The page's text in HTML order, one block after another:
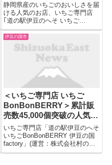
静岡県産のいちごのおいしさを届
ける人気のお店、いちご専門店
｢道の駅伊豆のへそ いちご
BonBonBERRY 伊豆の国
factory｣。今年2025年もクリスマ
スケーキの予約がスタートしまし
た。今年は、クリスマスケーキの
お披露目会も行われ一足...
伊豆の国市
＜いちご専門店 いちご
BonBonBERRY＞累計販
売数45,000個突破の人気
…
いちご専門店「道の駅伊豆のへそ
いちごBonBonBERRY 伊豆の国
factory」(運営：株式会社村の
駅、所在地：静岡県伊豆の国市)